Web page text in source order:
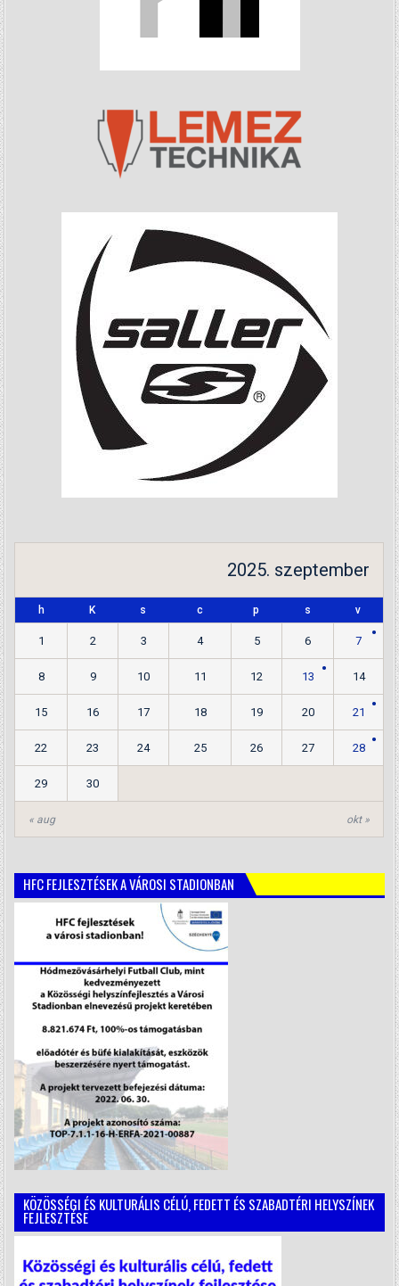
2025. szeptember
h K s c p s v
« aug okt »
1 2 3 4 5 6 7
8 9 10 11 12 13 14
15 16 17 18 19 20 21
22 23 24 25 26 27 28
29 30
HFC FEJLESZTÉSEK A VÁROSI STADIONBAN
KÖZÖSSÉGI ÉS KULTURÁLIS CÉLÚ, FEDETT ÉS SZABADTÉRI HELYSZÍNEK
FEJLESZTÉSE